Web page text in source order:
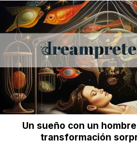
Un sueño con un
transformación